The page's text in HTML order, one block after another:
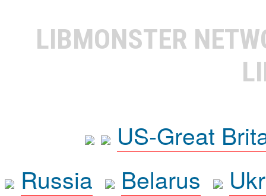
LIBMONSTER
US-Great
Russia
Belarus